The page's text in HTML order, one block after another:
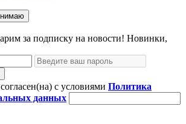
за подписку на новости! Новинки,
с условиями Политика
данных